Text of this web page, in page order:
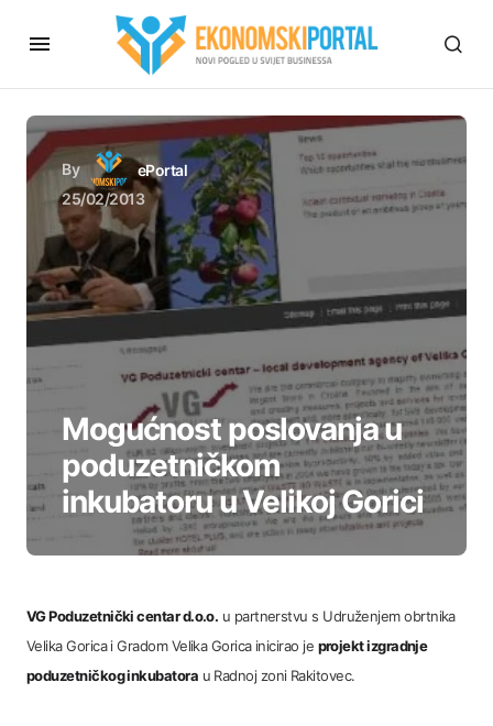
By
ePortal
25/02/2013
Mogućnost poslovanja u
poduzetničkom
inkubatoru u Velikoj Gorici
VG Poduzetnički centar d.o.o. u partnerstvu s Udruženjem obrtnika
Velika Gorica i Gradom Velika Gorica inicirao je projekt izgradnje
poduzetničkog inkubatora u Radnoj zoni Rakitovec.